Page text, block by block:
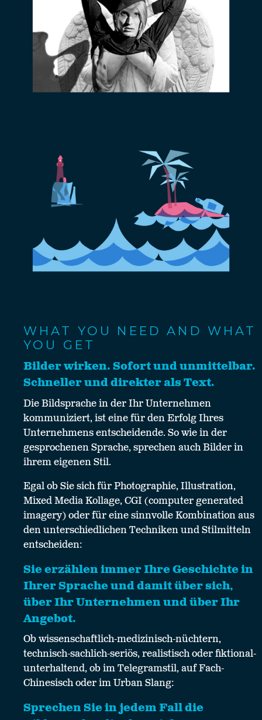
WHAT YOU NEED AND WHAT
YOU GET
Bilder wirken. Sofort und unmittelbar.
Schneller und direkter als Text.
Die Bildsprache in der Ihr Unternehmen
kommuniziert, ist eine für den Erfolg Ihres
Unternehmens entscheidende. So wie in der
gesprochenen Sprache, sprechen auch Bilder in
ihrem eigenen Stil.
Egal ob Sie sich für Photographie, Illustration,
Mixed Media Kollage, CGI (computer generated
imagery) oder für eine sinnvolle Kombination aus
den unterschiedlichen Techniken und Stilmitteln
entscheiden:
Sie erzählen immer Ihre Geschichte in
Ihrer Sprache und damit über sich,
über Ihr Unternehmen und über Ihr
Angebot.
Ob wissenschaftlich-medizinisch-nüchtern,
technisch-sachlich-seriös, realistisch oder fiktional-
unterhaltend, ob im Telegramstil, auf Fach-
Chinesisch oder im Urban Slang:
Sprechen Sie in jedem Fall die